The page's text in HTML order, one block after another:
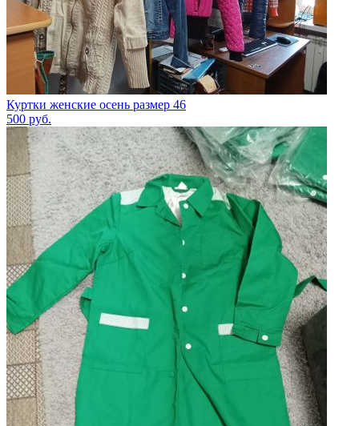
Куртки женские осень размер 46
500 руб.